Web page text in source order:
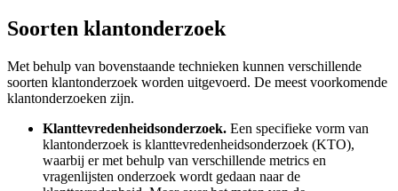
Soorten klantonderzoek
Met behulp van bovenstaande technieken kunnen verschillende
soorten klantonderzoek worden uitgevoerd. De meest voorkomende
klantonderzoeken zijn.
Klanttevredenheidsonderzoek. Een specifieke vorm van
klantonderzoek is klanttevredenheidsonderzoek (KTO),
waarbij er met behulp van verschillende metrics en
vragenlijsten onderzoek wordt gedaan naar de